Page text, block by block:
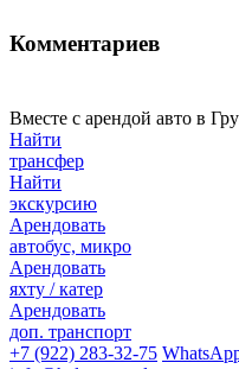
Комментариев
Вместе с арендой авто в
Найти
трансфер
Найти
экскурсию
Арендовать
автобус, микро
Арендовать
яхту / катер
Арендовать
доп. транспорт
+7 (922) 283-32-75